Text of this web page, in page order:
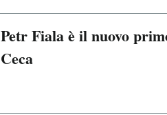
Petr Fiala è il nuovo
Ceca